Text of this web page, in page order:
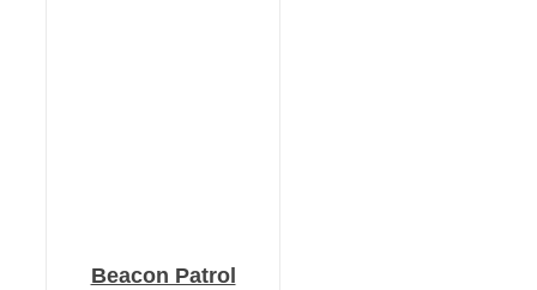
Beacon Patrol